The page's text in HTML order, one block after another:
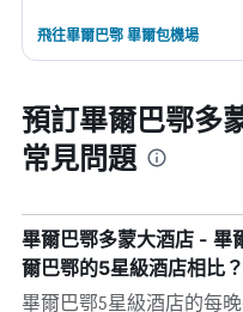
飛往畢爾巴鄂 畢爾包機場
預訂畢爾巴鄂多
常見問題
畢爾巴鄂多蒙大酒店 - 畢
爾巴鄂的5星級酒店相比？
畢爾巴鄂5星級酒店的每